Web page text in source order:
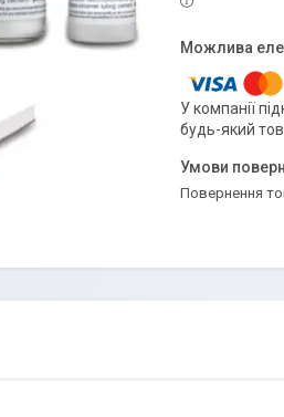
У компанії
будь-який
повернення